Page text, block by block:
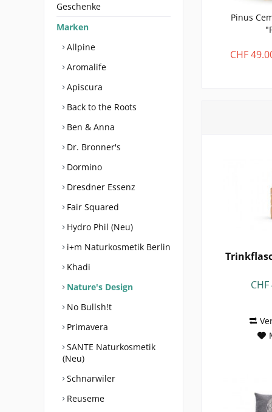
Geschenke
Marken
Allpine
Aromalife
Apiscura
Back to the Roots
Ben & Anna
Dr. Bronner's
Dormino
Dresdner Essenz
Fair Squared
Hydro Phil (Neu)
i+m Naturkosmetik Berlin
Khadi
Nature's Design
No Bullsh!t
Primavera
SANTE Naturkosmetik
(Neu)
Schnarwiler
Reuseme
Pinus
CHF